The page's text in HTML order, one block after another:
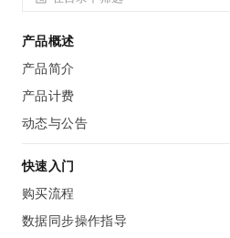
产品概述
产品简介
产品计费
动态与公告
快速入门
购买流程
数据同步操作指导
精选产品
容器
存储
精选解决方案
大数据
现代化应用